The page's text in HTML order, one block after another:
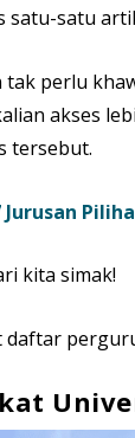
satu-satu
tak perlu
akses
tersebut.
Jurusan
kita simak!
daftar